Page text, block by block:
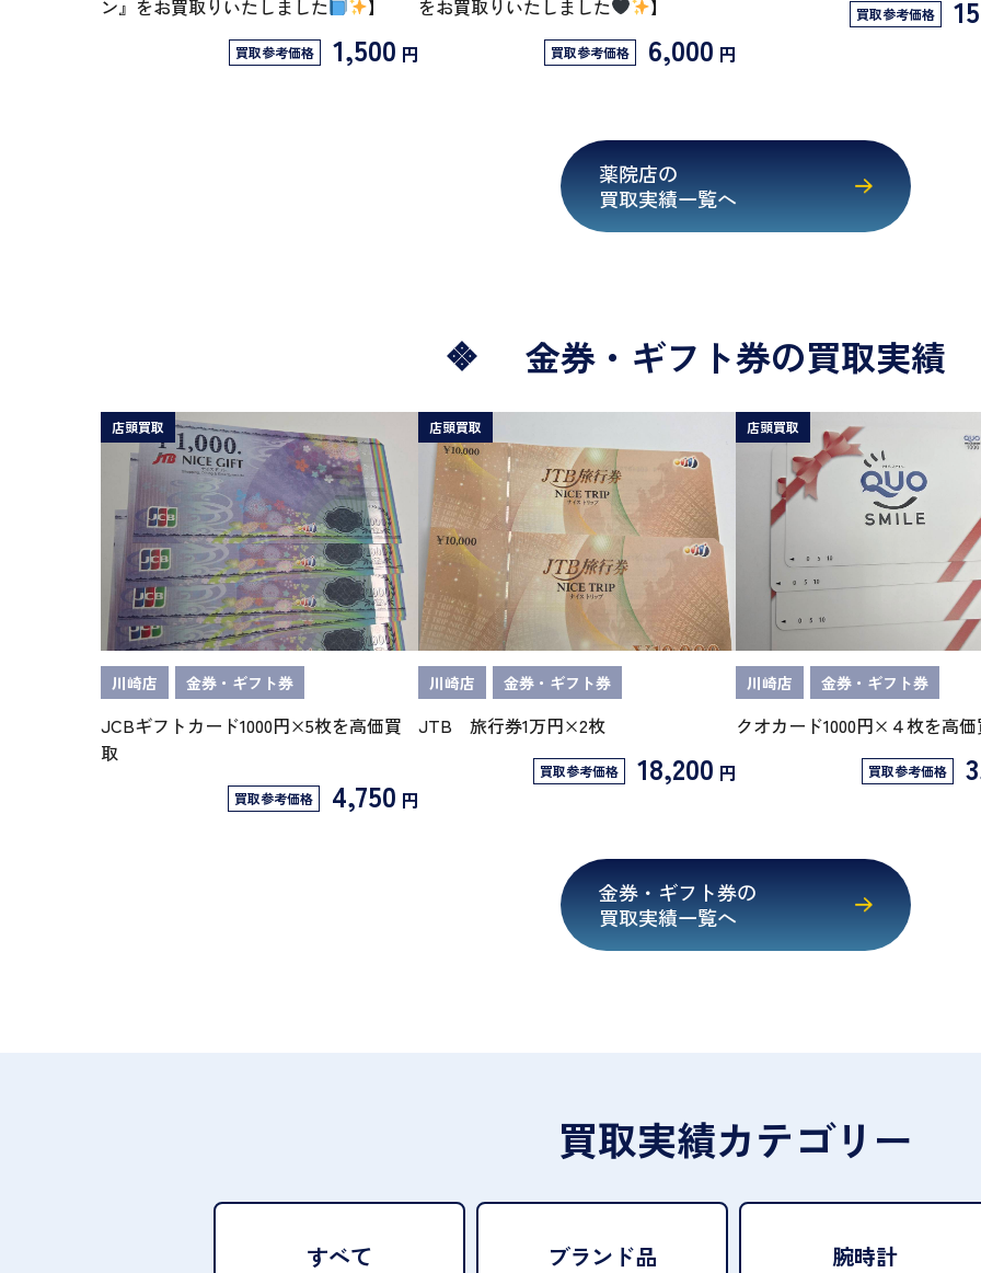
ン』をお買取りいたしました
】
買取参考価格 1,500 円
をお買取りいたしました
】
買取参考価格 6,000 円
買取参考価格
薬院店の
買取実績一覧へ
金券・ギフト券の買取実績
店頭買取
川崎店 金券・ギフト券
JCBギフトカード1000円×5枚を高価買
取
買取参考価格 4,750 円
店頭買取
川崎店 金券・ギフト券
JTB 旅行券1万円×2枚
買取参考価格 18,200 円
店頭買取
川崎店 金券・ギフト券
クオカード1000円×４枚を高
買取参考価格
金券・ギフト券の
買取実績一覧へ
買取実績カテゴリー
すべて ブランド品 腕時計